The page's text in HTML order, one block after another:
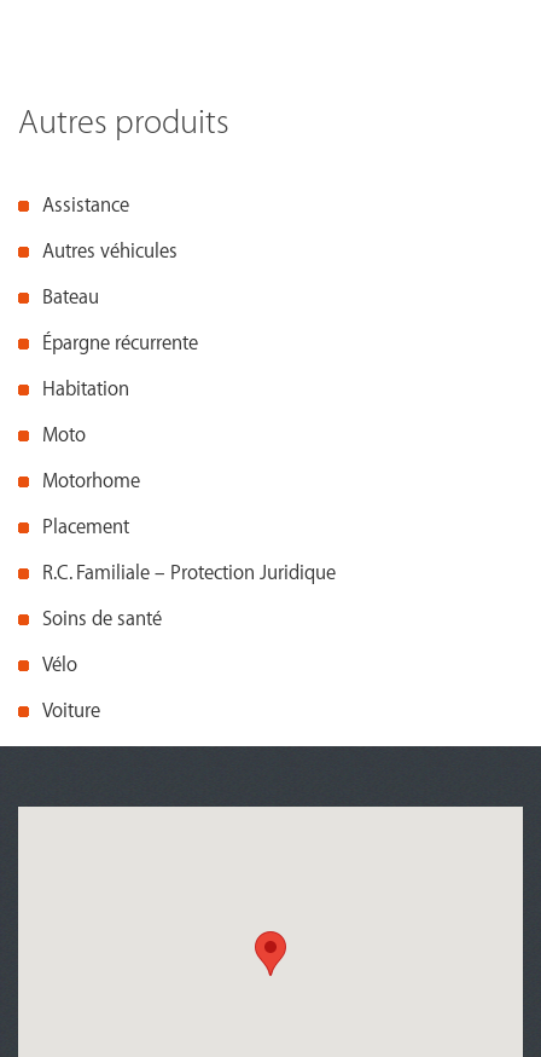
Autres produits
Assistance
Autres véhicules
Bateau
Épargne récurrente
Habitation
Moto
Motorhome
Placement
R.C. Familiale – Protection Juridique
Soins de santé
Vélo
Voiture